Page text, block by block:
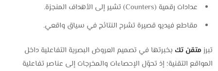
عدادات رقمية (Counters) تشير إلى الأهداف المنجزة.
مقاطع فيديو قصيرة تشرح النتائج في سياق واقعي.
تبرز متقن تك بخبرتها في تصميم العروض البصرية التفاعلية داخل
المواقع التقنية؛ إذ تحوّل الإحصاءات والمخرجات إلى عناصر تفاعلية